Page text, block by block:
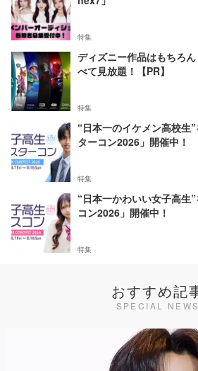
特集
ディズニー作品はもちろ
べて見放題！【PR】
特集
“日本一のイケメン高校生
ターコン2026」開催中！
特集
“日本一かわいい女子高生
コン2026」開催中！
特集
おすすめ記
SPECIAL NEWS